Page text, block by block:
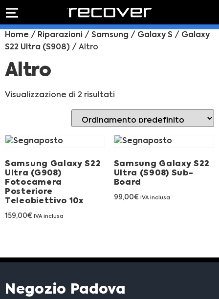
Preventivo online
PREVENTIVO RIPARAZIONE
Rivenditori B2B
Contatti
PREVENTIVO
Preventivo
RIPARAZIONE
Home / Riparazioni / Samsung / Galaxy S / Galaxy
S22 Ultra (S908) / Altro
Altro
Visualizzazione di 2 risultati
Samsung Galaxy S22
Ultra (G908)
Fotocamera
Posteriore
Teleobiettivo 10x
159,00€ IVA inclusa
Samsung Galaxy S22
Ultra (S908) Sub-
Board
99,00€ IVA inclusa
Negozio Padova